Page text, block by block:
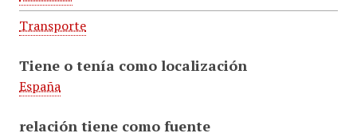
Transporte
Tiene o tenía como localización
España
relación tiene como fuente